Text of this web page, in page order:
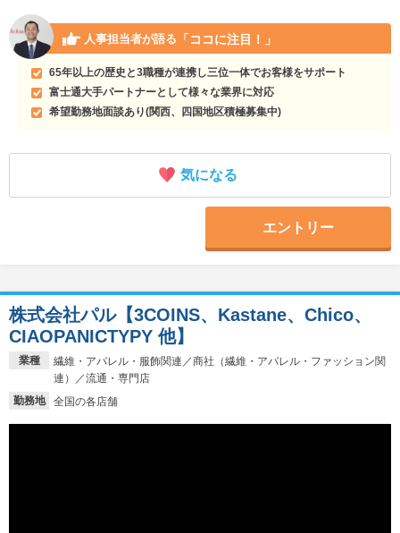
人事担当者が語る 「ココに注目！」
65年以上の歴史と3職種が連携し三位一体でお客様をサポート
富士通大手パートナーとして様々な業界に対応
希望勤務地面談あり(関西、四国地区積極募集中)
気になる
エントリー
業種
繊維・アパレル・服飾関連／商社（繊維・アパレル・ファッション関
連）／流通・専門店
勤務地
全国の各店舗
株式会社パル【3COINS、Kastane、Chico、
CIAOPANICTYPY 他】